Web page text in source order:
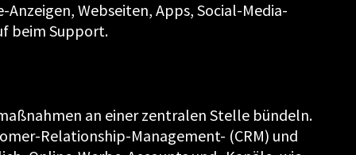
Webseiten, Apps, Social-Media-
beim Support.
an einer zentralen Stelle bündeln.
Relationship-Management- (CRM) und